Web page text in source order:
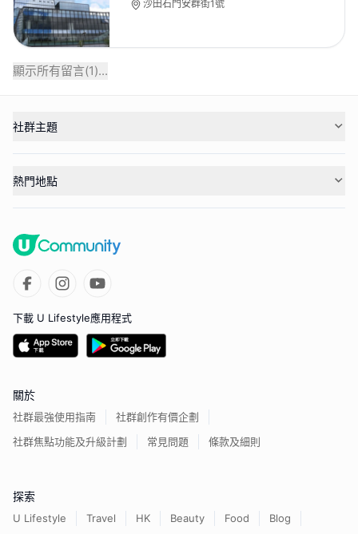
沙田石門安群街1號
顯示所有留言(1)...
社群主題
熱門地點
下載 U Lifestyle應用程式
關於
社群最強使用指南
社群創作有價企劃
社群焦點功能及升級計劃
常見問題 條款及細則
探索
U Lifestyle Travel HK Beauty Food Blog